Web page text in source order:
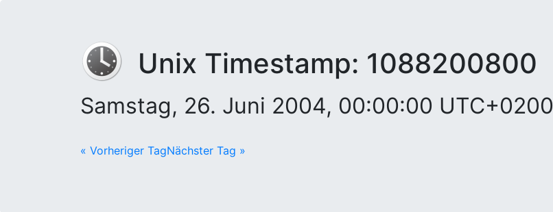
Unix Timestamp: 1088200800
Samstag, 26. Juni 2004, 00:00:00 UTC+0200
« Vorheriger TagNächster Tag »